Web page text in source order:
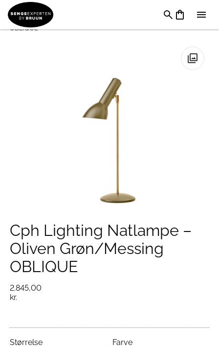
Til Soveværelset
Bord
lamper →
Cph Lighting Natlampe – Oliven Grøn/Messing
OBLIQUE
🔍
Cph Lighting Natlampe –
Oliven Grøn/Messing
OBLIQUE
2.845,00
kr.
Størrelse Farve